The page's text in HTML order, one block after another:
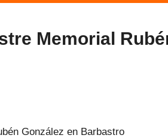
Memorial